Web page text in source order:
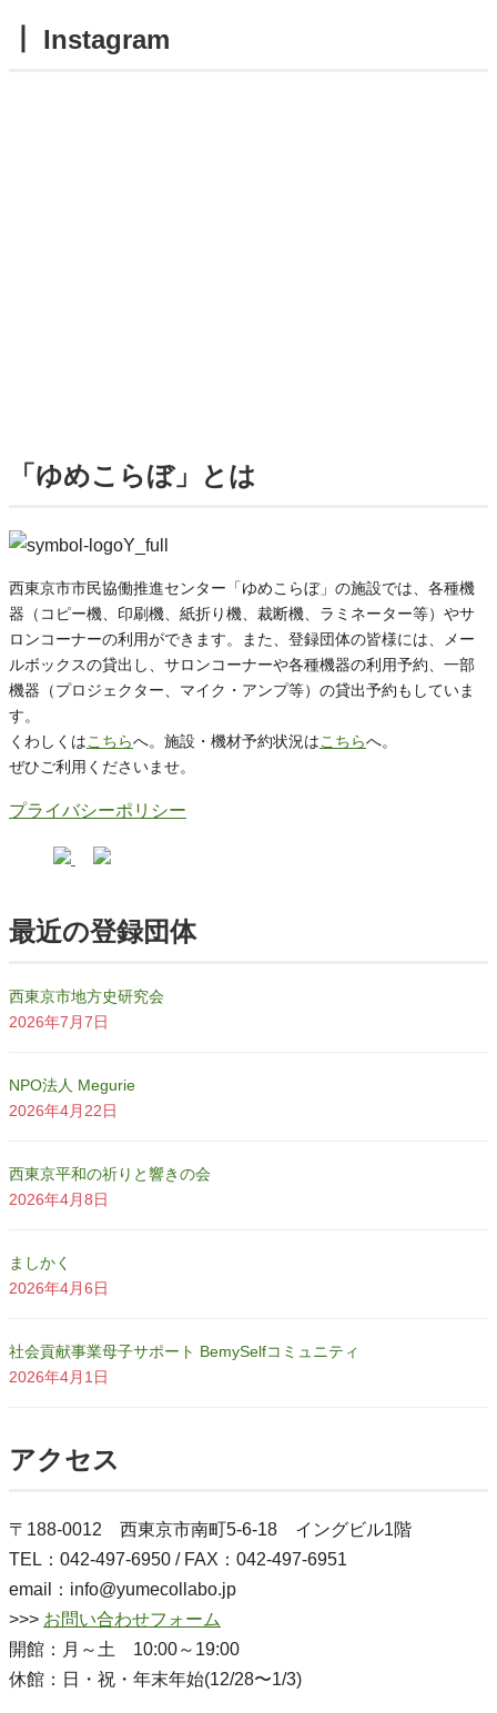
┃ Instagram
「ゆめこらぼ」とは
西東京市市民協働推進センター「ゆめこらぼ」の施設では、各種機
器（コピー機、印刷機、紙折り機、裁断機、ラミネーター等）やサ
ロンコーナーの利用ができます。また、登録団体の皆様には、メー
ルボックスの貸出し、サロンコーナーや各種機器の利用予約、一部
機器（プロジェクター、マイク・アンプ等）の貸出予約もしていま
す。
くわしくはこちらへ。施設・機材予約状況はこちらへ。
ぜひご利用くださいませ。
プライバシーポリシー
最近の登録団体
西東京市地方史研究会
2026年7月7日
NPO法人 Megurie
2026年4月22日
西東京平和の祈りと響きの会
2026年4月8日
ましかく
2026年4月6日
社会貢献事業母子サポート BemySelfコミュニティ
2026年4月1日
アクセス
〒188-0012 西東京市南町5-6-18 イングビル1階
TEL：042-497-6950 / FAX：042-497-6951
email：info@yumecollabo.jp
>>> お問い合わせフォーム
開館：月～土 10:00～19:00
休館：日・祝・年末年始(12/28〜1/3)